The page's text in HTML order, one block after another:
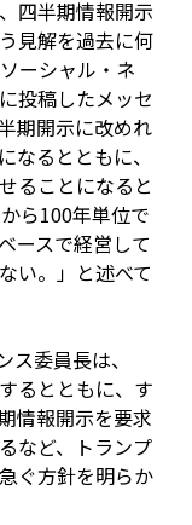
四半期情報開示
見解を過去に何
ーシャル・ネ
投稿したメッセ
期開示に改めれ
なるとともに、
ることになると
ら100年単位で
ースで経営して
い。」と述べて
ス委員長は、
るとともに、す
情報開示を要求
など、トランプ
ぐ方針を明らか